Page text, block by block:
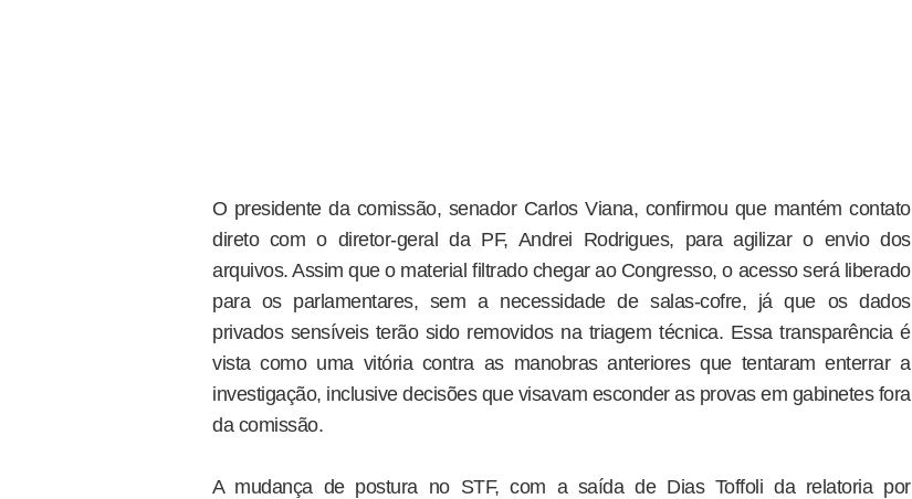
O presidente da comissão, senador Carlos Viana, confirmou que mantém contato
direto com o diretor-geral da PF, Andrei Rodrigues, para agilizar o envio dos
arquivos. Assim que o material filtrado chegar ao Congresso, o acesso será liberado
para os parlamentares, sem a necessidade de salas-cofre, já que os dados
privados sensíveis terão sido removidos na triagem técnica. Essa transparência é
vista como uma vitória contra as manobras anteriores que tentaram enterrar a
investigação, inclusive decisões que visavam esconder as provas em gabinetes fora
da comissão.
A mudança de postura no STF, com a saída de Dias Toffoli da relatoria por